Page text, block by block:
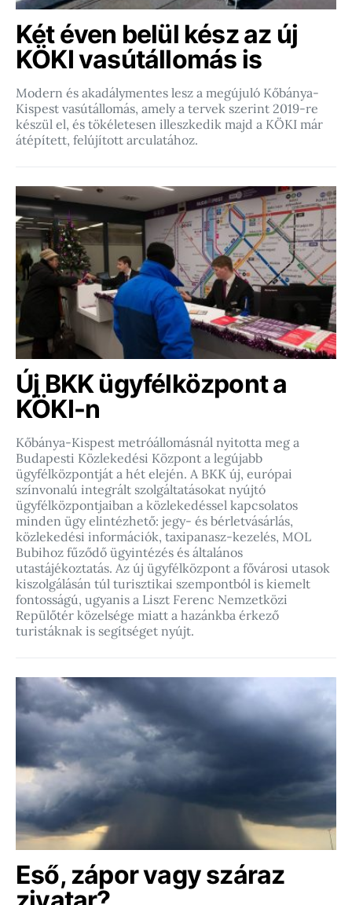
Két éven belül kész az új
KÖKI vasútállomás is
Modern és akadálymentes lesz a megújuló Kőbánya-
Kispest vasútállomás, amely a tervek szerint 2019-re
készül el, és tökéletesen illeszkedik majd a KÖKI már
átépített, felújított arculatához.
Új BKK ügyfélközpont a
KÖKI-n
Kőbánya-Kispest metróállomásnál nyitotta meg a
Budapesti Közlekedési Központ a legújabb
ügyfélközpontját a hét elején. A BKK új, európai
színvonalú integrált szolgáltatásokat nyújtó
ügyfélközpontjaiban a közlekedéssel kapcsolatos
minden ügy elintézhető: jegy- és bérletvásárlás,
közlekedési információk, taxipanasz-kezelés, MOL
Bubihoz fűződő ügyintézés és általános
utastájékoztatás. Az új ügyfélközpont a fővárosi utasok
kiszolgálásán túl turisztikai szempontból is kiemelt
fontosságú, ugyanis a Liszt Ferenc Nemzetközi
Repülőtér közelsége miatt a hazánkba érkező
turistáknak is segítséget nyújt.
Eső, zápor vagy száraz